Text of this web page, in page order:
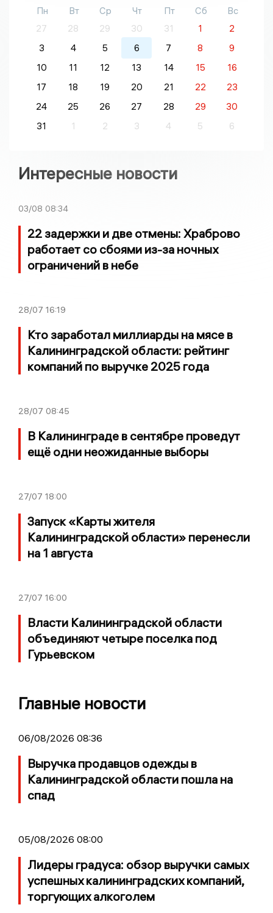
Пн Вт Ср Чт Пт Сб
Вс
27
28 29 30 31 1
2
3
4 5 6 7 8
9
10
11 12 13 14 15
16
17
18 19 20 21 22
23
24
25 26 27 28 29
30
31
1 2 3 4 5 6
Интересные новости
03/08 08:34
22 задержки и две отмены: Храброво
работает со сбоями из-за ночных
ограничений в небе
28/07 16:19
Кто заработал миллиарды на мясе в
Калининградской области: рейтинг
компаний по выручке 2025 года
28/07 08:45
В Калининграде в сентябре проведут
ещё одни неожиданные выборы
27/07 18:00
Запуск «Карты жителя
Калининградской области» перенесли
на 1 августа
27/07 16:00
Власти Калининградской области
объединяют четыре поселка под
Гурьевском
Главные новости
06/08/2026 08:36
Выручка продавцов одежды в
Калининградской области пошла на
спад
05/08/2026 08:00
Лидеры градуса: обзор выручки самых
успешных калининградских компаний,
торгующих алкоголем